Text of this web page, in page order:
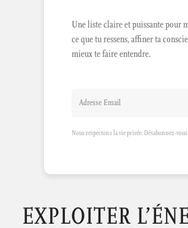
Une liste claire et puissante pour
ce que tu ressens, affiner ta
mieux te faire entendre.
Nous respectons la vie privée. Désabonnez-
EXPLOITER